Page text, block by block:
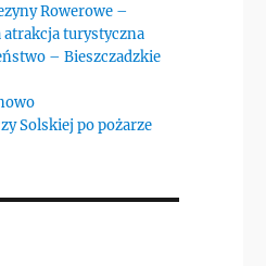
Rowerowe –
atrakcja turystyczna
– Bieszczadzkie
Solskiej po pożarze